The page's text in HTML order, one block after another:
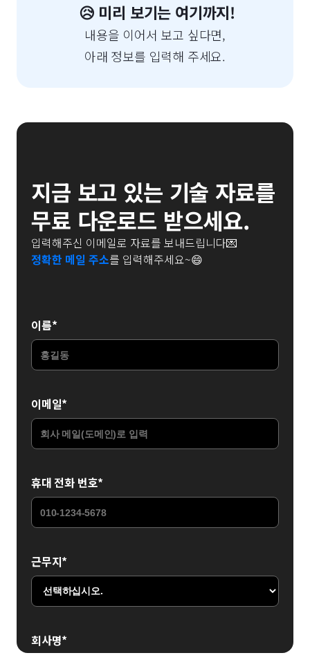
😥 미리 보기는 여기까지!
내용을 이어서 보고 싶다면,
아래 정보를 입력해 주세요.
지금 보고 있는 기술 자료를
무료 다운로드 받으세요.
입력해주신 이메일로 자료를 보내드립니다💌
정확한 메일 주소를 입력해주세요~😄
이름*
이메일*
휴대 전화 번호*
근무지*
회사명*